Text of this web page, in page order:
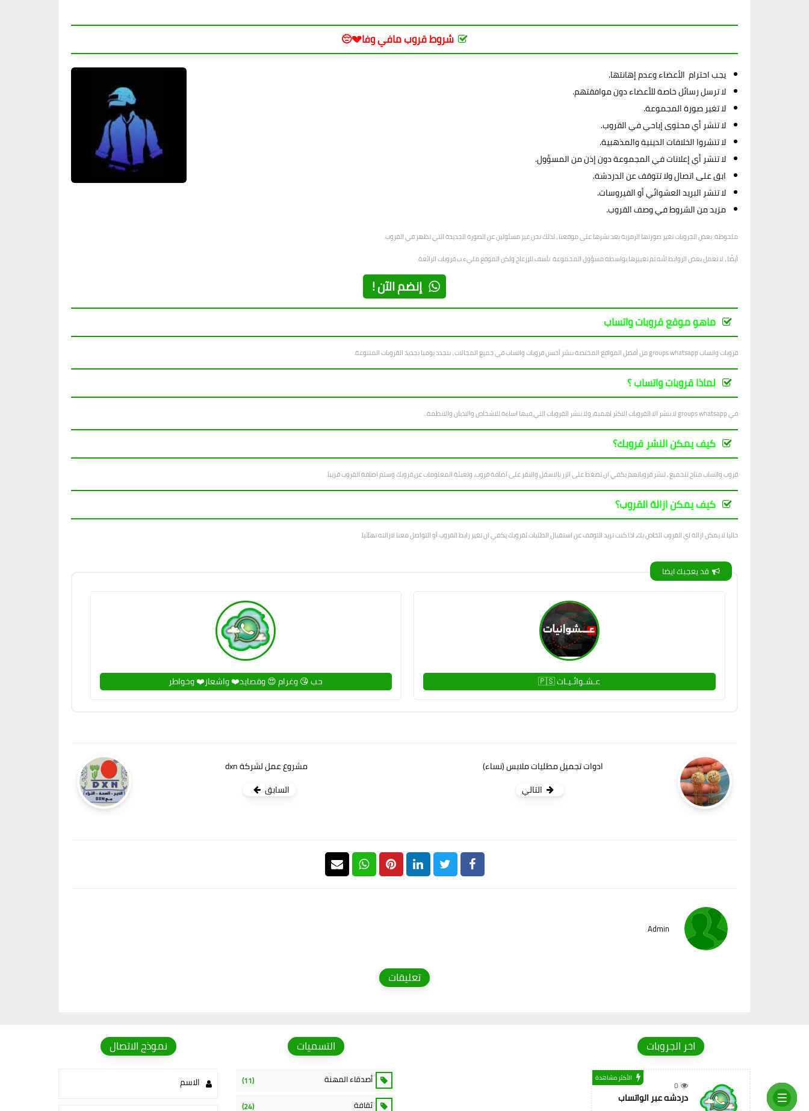
شروط قروب مافي وفا💔😔
يجب احترام الأعضاء وعدم إهانتها.
لا ترسل رسائل خاصة للأعضاء دون موافقتهم.
لا تغير صورة المجموعة.
لا تنشر أي محتوى إباحي في القروب.
لا تنشروا الخلافات الدينية والمذهبية.
لا تنشر أي إعلانات في المجموعة دون إذن من المسؤول.
ابق على اتصال ولا تتوقف عن الدردشة.
لا تنشر البريد العشوائي أو الفيروسات.
مزيد من الشروط في وصف القروب.
ملحوظة: بعض الجروبات تغير صورتها الرمزية بعد نشرها على موقعنا ، لذلك نحن غير مسئولين عن الصورة الجديدة التي تظهر في القروب.
أيضًا ، لا تعمل بعض الروابط لأنه تم تغييرها بواسطة مسؤول المجموعة. نأسف للإزعاج ولكن الموقع مليء ب قروبات الرائعة.
إنضم الآن !
ماهو موقع قروبات واتساب
قروبات واتساب groups whatsapp من أفضل المواقع المختصة بنشر أحسن قروبات واتساب في جميع المجالات ، بتجدد يوميا بجديد القروبات المتنوعة.
لماذا قروبات واتساب ؟
في groups whatsapp لا ننشر الا القروبات الاكثر اهمية، ولا ننشر القروبات التي فيها اساءة للاشخاص والاديان والانظمة...
كيف يمكن النشر قروبك؟
قروب واتساب متاح للجميع ، لنشر قروباتهم يكفي ان تضغط على الزر بالاسفل والنقر على اضافة قروب، وتعبئة المعلومات عن قروبك وستم اصافة القروب قريبا.
كيف يمكن ازالة القروب؟
حاليا لا يمكن ازالة اي القروب الخاص بك، اذا كنت تريد التوقف عن استقبال الطلبات لقروبك يكفي ان تغير رابط القروب أو التواصل معنا لازالته نهائيا.
قد يعجبك ايضا
عـشـوائـيـات 🇵🇸 حب 😘 وغرام 😍 وقصايد❤️ واشعار❤️ وخواطر
ادوات تجميل مطليات ملابس (نساء)
التالي
مشروع عمل لشركة dxn
السابق
Admin
تعليقات
اخر الجروبات
0
الأكثر مشاهدة
دردشه عبر الواتساب
التسميات
أصدقاء المهنة (11)
ثقافة (24)
نموذج الاتصال
الاسم